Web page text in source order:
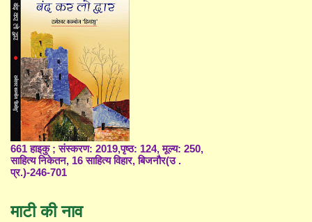
661 हाइकु ; संस्करण: 2019,पृष्ठ: 124, मूल्य: 250,
साहित्य निकेतन, 16 साहित्य विहार, बिजनौर(उ .
प्र.)-246-701
माटी की नाव